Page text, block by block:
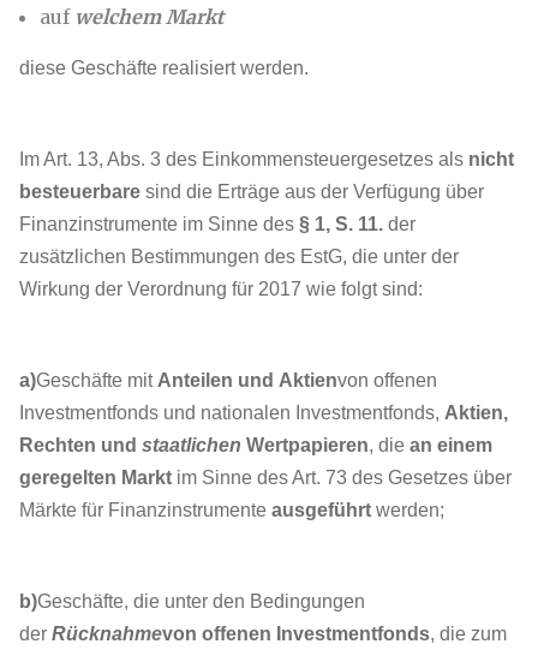
auf welchem ​​Markt
diese Geschäfte realisiert werden.
Im Art. 13, Abs. 3 des Einkommensteuergesetzes als nicht
besteuerbare sind die Erträge aus der Verfügung über
Finanzinstrumente im Sinne des § 1, S. 11. der
zusätzlichen Bestimmungen des EstG, die unter der
Wirkung der Verordnung für 2017 wie folgt sind:
a)Geschäfte mit Anteilen und Aktienvon offenen
Investmentfonds und nationalen Investmentfonds, Aktien,
Rechten und staatlichen Wertpapieren, die an einem
geregelten Markt im Sinne des Art. 73 des Gesetzes über
Märkte für Finanzinstrumente ausgeführt werden;
b)Geschäfte, die unter den Bedingungen
der Rücknahmevon offenen Investmentfonds, die zum